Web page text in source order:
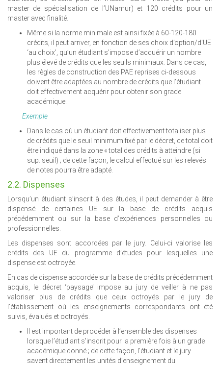
master de spécialisation de l’UNamur) et 120 crédits pour un
master avec finalité.
Même si la norme minimale est ainsi fixée à 60-120-180
crédits, il peut arriver, en fonction de ses choix d’option/d’UE
‘au choix’, qu’un étudiant s’impose d’acquérir un nombre
plus élevé de crédits que les seuils minimaux. Dans ce cas,
les règles de construction des PAE reprises ci-dessous
doivent être adaptées au nombre de crédits que l’étudiant
doit effectivement acquérir pour obtenir son grade
académique.
Exemple
Dans le cas où un étudiant doit effectivement totaliser plus
de crédits que le seuil minimum fixé par le décret, ce total doit
être indiqué dans la zone « total des crédits à atteindre (si
sup. seuil) ; de cette façon, le calcul effectué sur les relevés
de notes pourra être adapté.
2.2. Dispenses
Lorsqu’un étudiant s’inscrit à des études, il peut demander à être
dispensé de certaines UE sur la base de crédits acquis
précédemment ou sur la base d’expériences personnelles ou
professionnelles.
Les dispenses sont accordées par le jury. Celui-ci valorise les
crédits des UE du programme d’études pour lesquelles une
dispense est octroyée.
En cas de dispense accordée sur la base de crédits précédemment
acquis, le décret ‘paysage’ impose au jury de veiller à ne pas
valoriser plus de crédits que ceux octroyés par le jury de
l’établissement où les enseignements correspondants ont été
suivis, évalués et octroyés.
Il est important de procéder à l’ensemble des dispenses
lorsque l’étudiant s’inscrit pour la première fois à un grade
académique donné ; de cette façon, l’étudiant et le jury
savent directement les unités d’enseignement du